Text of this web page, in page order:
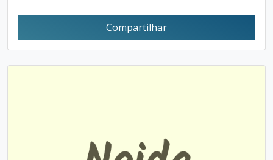
Compartilhar